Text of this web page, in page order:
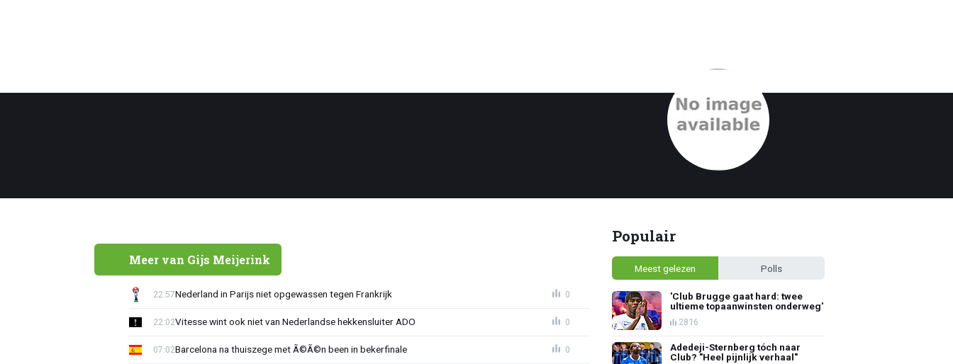
Meer van Gijs Meijerink
Nederland in Parijs niet opgewassen tegen Frankrijk
22:57 0
Vitesse wint ook niet van Nederlandse hekkensluiter ADO
22:02 0
Barcelona na thuiszege met Ã©Ã©n been in bekerfinale
07:02 0
Populair
Meest gelezen Polls
'Club Brugge gaat hard: twee
ultieme topaanwinsten onderweg'
2816
Adedeji-Sternberg tóch naar
Club? "Heel pijnlijk verhaal"